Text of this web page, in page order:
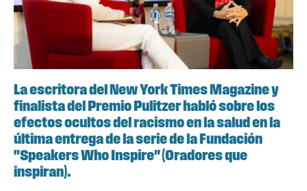
La escritora del New York Times Magazine y
finalista del Premio Pulitzer habló sobre los
efectos ocultos del racismo en la salud en la
última entrega de la serie de la Fundación
"Speakers Who Inspire" (Oradores que
inspiran).